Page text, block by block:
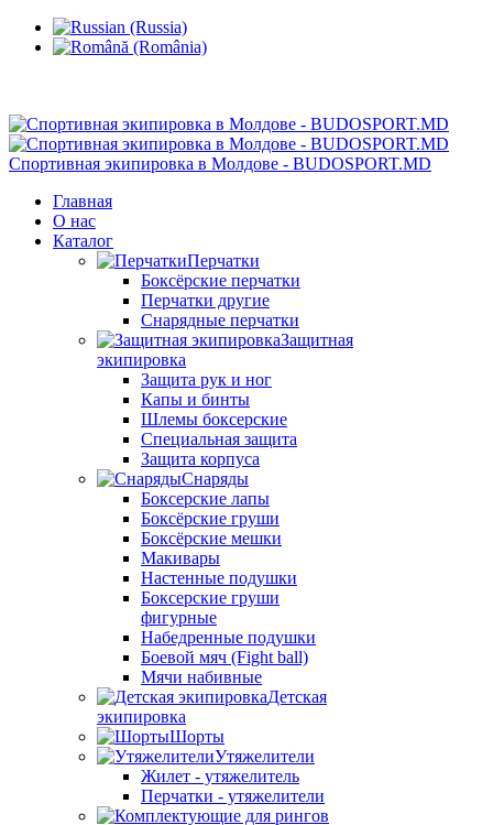
Спортивная экипировка в Молдове - BUDOSPORT.MD
Главная
О нас
Каталог
Перчатки
Боксёрские перчатки
Перчатки другие
Снарядные перчатки
Защитная
экипировка
Защита рук и ног
Капы и бинты
Шлемы боксерские
Специальная защита
Защита корпуса
Снаряды
Боксерские лапы
Боксёрские груши
Боксёрские мешки
Макивары
Настенные подушки
Боксерские груши
фигурные
Набедренные подушки
Боевой мяч (Fight ball)
Мячи набивные
Детская
экипировка
Шорты
Утяжелители
Жилет - утяжелитель
Перчатки - утяжелители